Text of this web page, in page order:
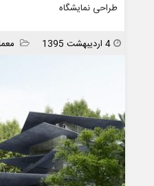
طراحی نمایشگاه
انتشار
4 اردیبهشت 1395